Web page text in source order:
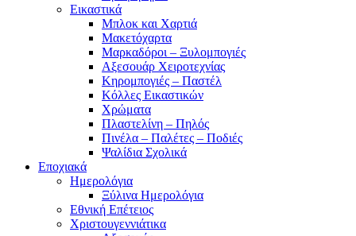
Εικαστικά
Μπλοκ και Χαρτιά
Μακετόχαρτα
Μαρκαδόροι – Ξυλομπογιές
Αξεσουάρ Χειροτεχνίας
Κηρομπογιές – Παστέλ
Κόλλες Εικαστικών
Χρώματα
Πλαστελίνη – Πηλός
Πινέλα – Παλέτες – Ποδιές
Ψαλίδια Σχολικά
Εποχιακά
Ημερολόγια
Ξύλινα Ημερολόγια
Εθνική Επέτειος
Χριστουγεννιάτικα